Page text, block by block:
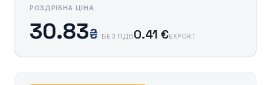
РОЗДРІБНА ЦІНА
30.83₴ БЕЗ ПДВ0.41 €EXPORT